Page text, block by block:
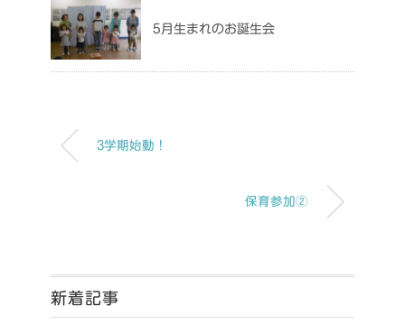
5月生まれのお誕生会
3学期始動！
保育参加②
新着記事